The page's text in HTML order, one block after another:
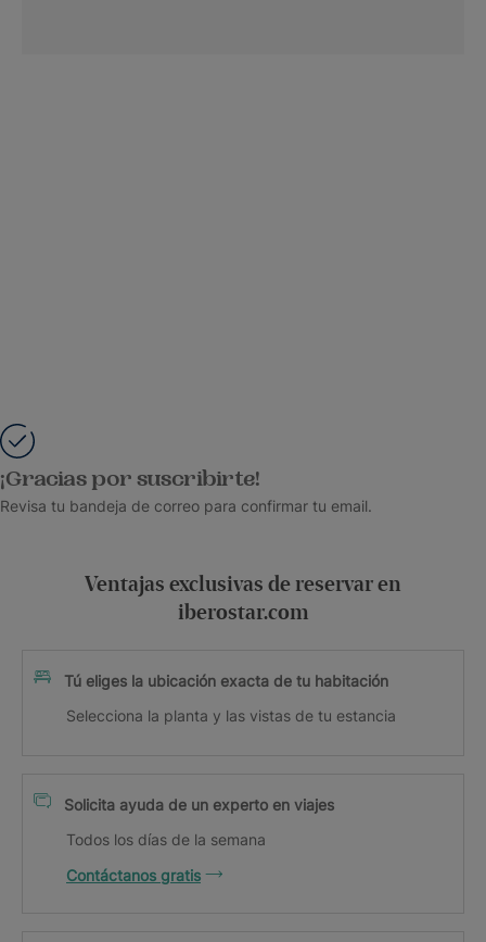
¡Gracias por suscribirte!
Revisa tu bandeja de correo para confirmar tu email.
Ventajas exclusivas de reservar en
iberostar.com
Tú eliges la ubicación exacta de tu habitación
Selecciona la planta y las vistas de tu estancia
Solicita ayuda de un experto en viajes
Todos los días de la semana
Contáctanos gratis